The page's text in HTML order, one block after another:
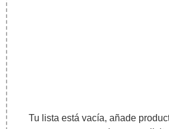
Tu lista está vacía, añade